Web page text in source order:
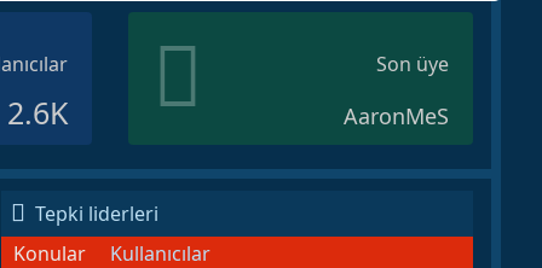
2.6K
Son üye
AaronMeS
Tepki liderleri
Konular
Kullanıcılar